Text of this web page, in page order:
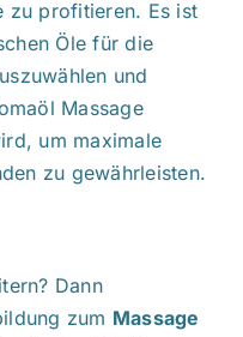
zu profitieren. Es ist
Öle für die
und
Massage
um maximale
zu gewährleisten.
Dann
zum Massage